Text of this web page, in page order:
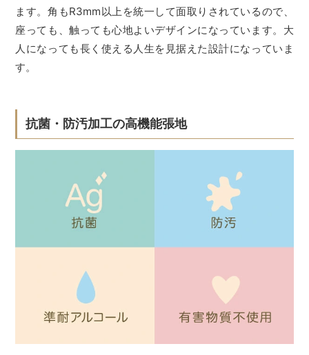
ます。角もR3mm以上を統一して面取りされているので、
座っても、触っても心地よいデザインになっています。大
人になっても長く使える人生を見据えた設計になっていま
す。
抗菌・防汚加工の高機能張地